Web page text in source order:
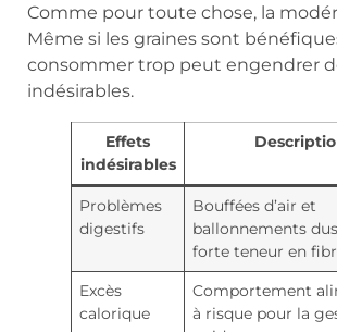
Comme pour toute chose, la
Même si les graines sont
consommer trop peut engendrer
indésirables.
Effets
indésirables
Problèmes
digestifs
Bouffées d’air et
ballonnements
forte teneur en
Excès
calorique
Comportement
à risque pour la